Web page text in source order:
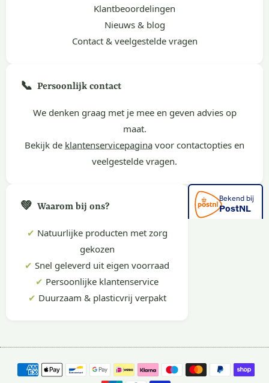
Klantbeoordelingen
Nieuws & blog
Contact & veelgestelde vragen
📞 Persoonlijk contact
We denken graag met je mee en geven advies op
maat.
Bekijk de klantenservicepagina voor contactopties en
veelgestelde vragen.
💚 Waarom bij ons?
✔ Natuurlijke producten met zorg
gekozen
✔ Snel geleverd uit eigen voorraad
✔ Persoonlijke klantenservice
✔ Duurzaam & plasticvrij verpakt